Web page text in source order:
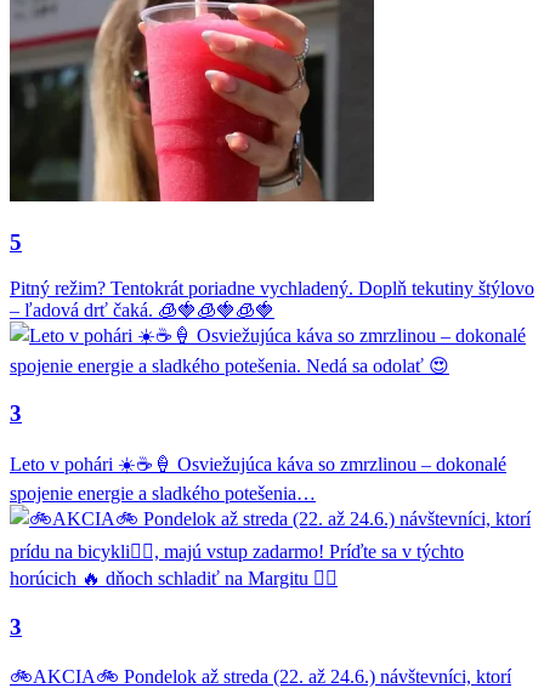
5
Pitný režim? Tentokrát poriadne vychladený. Doplň tekutiny štýlovo
– ľadová drť čaká. 🧊🍓🧊🍓🧊🍓
3
Leto v pohári ☀️☕🍦 Osviežujúca káva so zmrzlinou – dokonalé
spojenie energie a sladkého potešenia…
3
🚲AKCIA🚲 Pondelok až streda (22. až 24.6.) návštevníci, ktorí